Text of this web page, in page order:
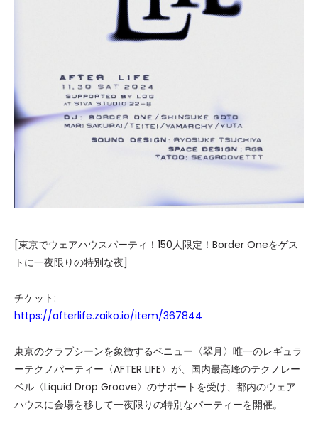
[東京でウェアハウスパーティ！150人限定！Border Oneをゲス
トに一夜限りの特別な夜]
チケット:
https://afterlife.zaiko.io/item/367844
東京のクラブシーンを象徴するベニュー〈翠月〉唯一のレギュラ
ーテクノパーティー〈AFTER LIFE〉が、国内最高峰のテクノレー
ベル〈Liquid Drop Groove〉のサポートを受け、都内のウェア
ハウスに会場を移して一夜限りの特別なパーティーを開催。